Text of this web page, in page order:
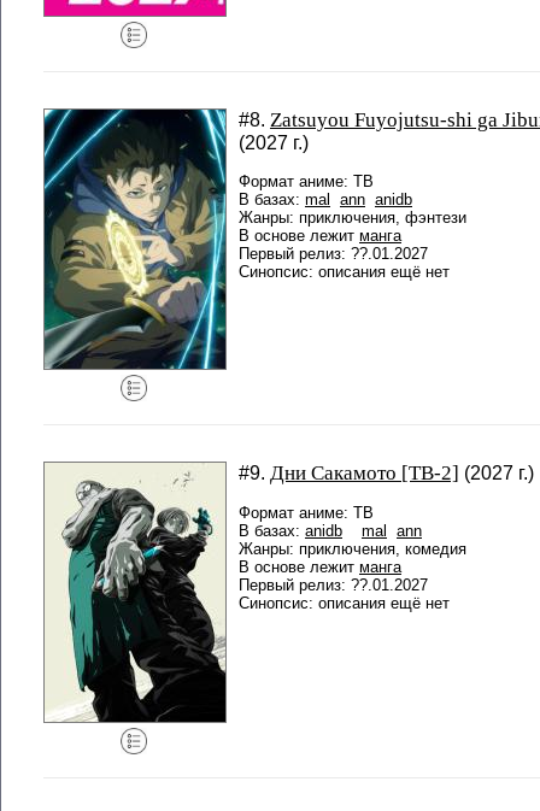
#8. Zatsuyou Fuyojutsu-shi ga
(2027 г.)
Формат аниме: ТВ
В базах: mal ann anidb
Жанры: приключения, фэнтези
В основе лежит манга
Первый релиз: ??.01.2027
Синопсис: описания ещё нет
#9. Дни Сакамото [ТВ-2] (2027 г.)
Формат аниме: ТВ
В базах: anidb mal
ann
Жанры: приключения, комедия
В основе лежит манга
Первый релиз: ??.01.2027
Синопсис: описания ещё нет